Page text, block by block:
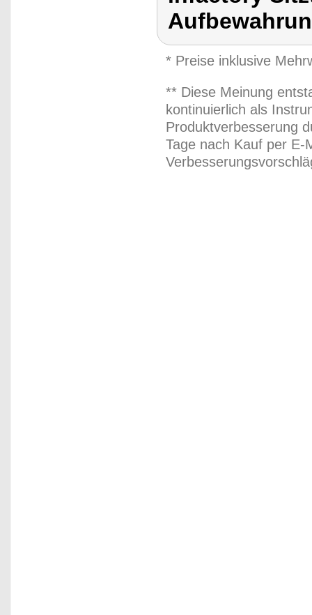
* Preise inklusive
** Diese Meinung
kontinuierlich als
Produktverbesserung
Tage nach Kauf per E-